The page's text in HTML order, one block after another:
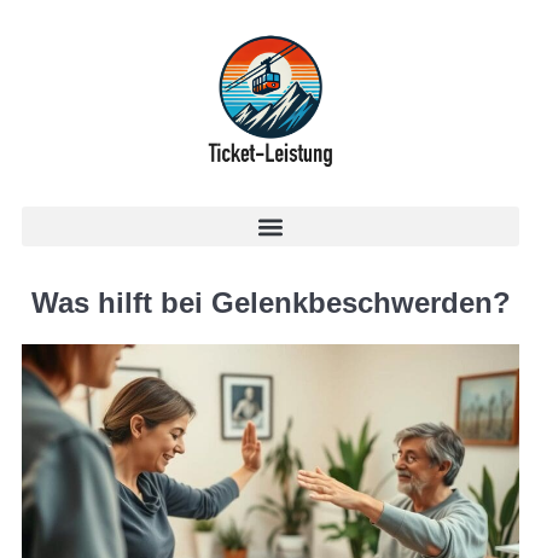
Was hilft bei Gelenkbeschwerden?